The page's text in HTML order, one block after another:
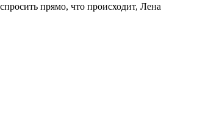
прямо, что происходит, Лена